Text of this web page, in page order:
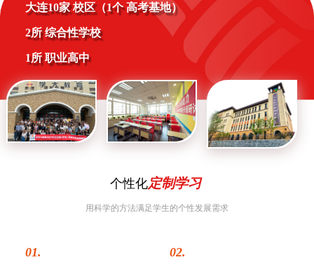
大连10家 校区（1个 高考基地）
2所 综合性学校
1所 职业高中
个性化定制学习
用科学的方法满足学生的个性发展需求
01. 02.